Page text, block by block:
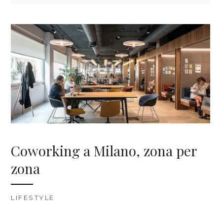
Coworking a Milano, zona per
zona
LIFESTYLE